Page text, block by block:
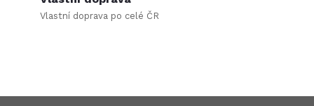
Vlastní doprava po celé ČR